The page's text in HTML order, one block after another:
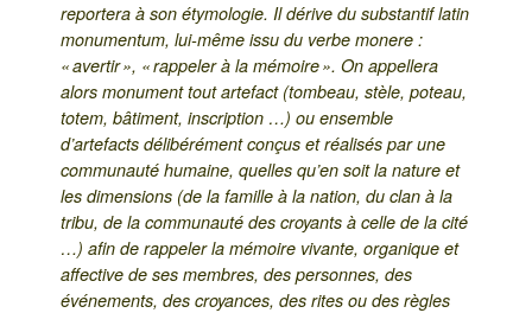
reportera à son étymologie. Il dérive du substantif latin
monumentum, lui-même issu du verbe monere :
« avertir », « rappeler à la mémoire ». On appellera
alors monument tout artefact (tombeau, stèle, poteau,
totem, bâtiment, inscription …) ou ensemble
d’artefacts délibérément conçus et réalisés par une
communauté humaine, quelles qu’en soit la nature et
les dimensions (de la famille à la nation, du clan à la
tribu, de la communauté des croyants à celle de la cité
…) afin de rappeler la mémoire vivante, organique et
affective de ses membres, des personnes, des
événements, des croyances, des rites ou des règles